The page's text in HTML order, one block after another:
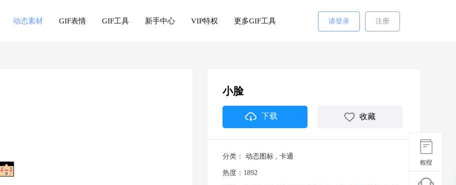
动态素材 GIF表情 GIF工具 新手中心 VIP特权 更多GIF工具 请登录 注册
小脸
下载 收藏
分类： 动态图标 , 卡通
热度：1892